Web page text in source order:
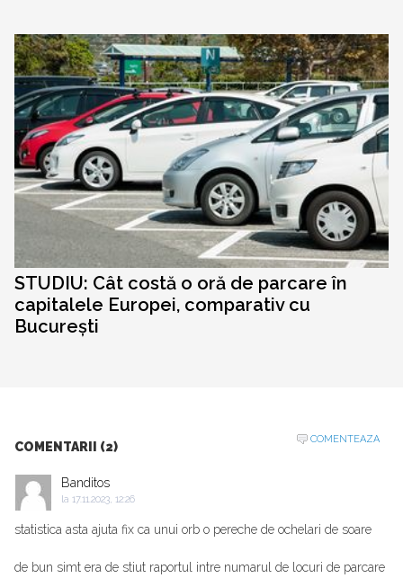
STUDIU: Cât costă o oră de parcare în
capitalele Europei, comparativ cu
București
COMENTARII (2)
COMENTEAZA
Banditos
la 17.11.2023, 12:26
statistica asta ajuta fix ca unui orb o pereche de ochelari de soare
de bun simt era de stiut raportul intre numarul de locuri de parcare